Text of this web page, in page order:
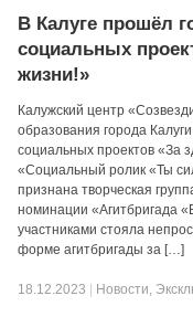
В Калуге прошёл
социальных
жизни!»
Калужский центр
образования города
социальных проектов «За
«Социальный ролик «Ты
признана творческая
номинации «Агитбригада
участниками стояла
форме агитбригады за […]
18.12.2023 Новости,